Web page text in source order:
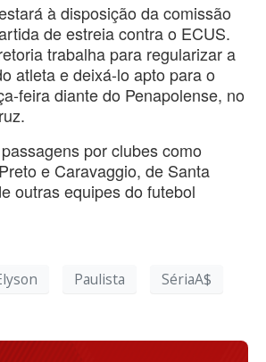
à disposição da comissão
de estreia contra o ECUS.
trabalha para regularizar a
atleta e deixá-lo apto para o
feira diante do Penapolense, no
por clubes como
e Caravaggio, de Santa
outras equipes do futebol
Paulista SériaA$